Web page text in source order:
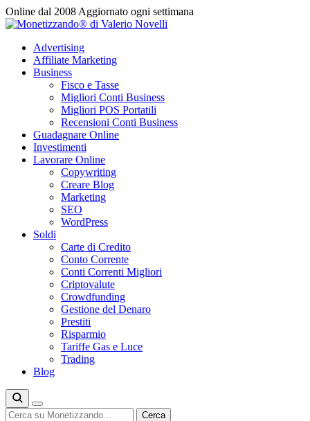
Vai
al
Online dal 2008 Aggiornato ogni settimana
Advertising
Affiliate Marketing
Business
Fisco e Tasse
Migliori Conti Business
Migliori POS Portatili
Recensioni Conti Business
Guadagnare Online
Investimenti
Lavorare Online
Copywriting
Creare Blog
Marketing
SEO
WordPress
Soldi
Carte di Credito
Conto Corrente
Conti Correnti Migliori
Criptovalute
Crowdfunding
Gestione del Denaro
Prestiti
Risparmio
Tariffe Gas e Luce
Trading
Blog
Cerca Cerca